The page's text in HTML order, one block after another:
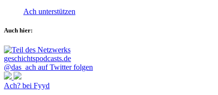
Ach unterstützen
Auch hier:
@das_ach auf Twitter folgen
Ach? bei Fyyd